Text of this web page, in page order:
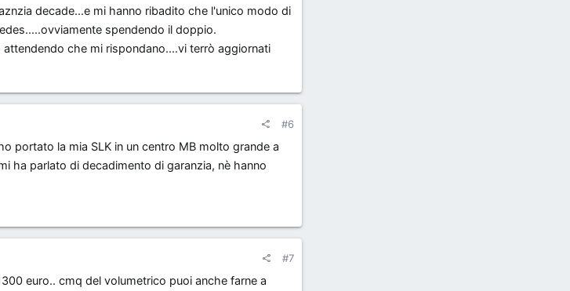
decade...e mi hanno ribadito che l'unico modo di
spendendo il doppio.
che mi rispondano....vi terrò aggiornati
#6
portato la mia SLK in un centro MB molto grande a
ha parlato di decadimento di garanzia, nè hanno
#7
euro.. cmq del volumetrico puoi anche farne a